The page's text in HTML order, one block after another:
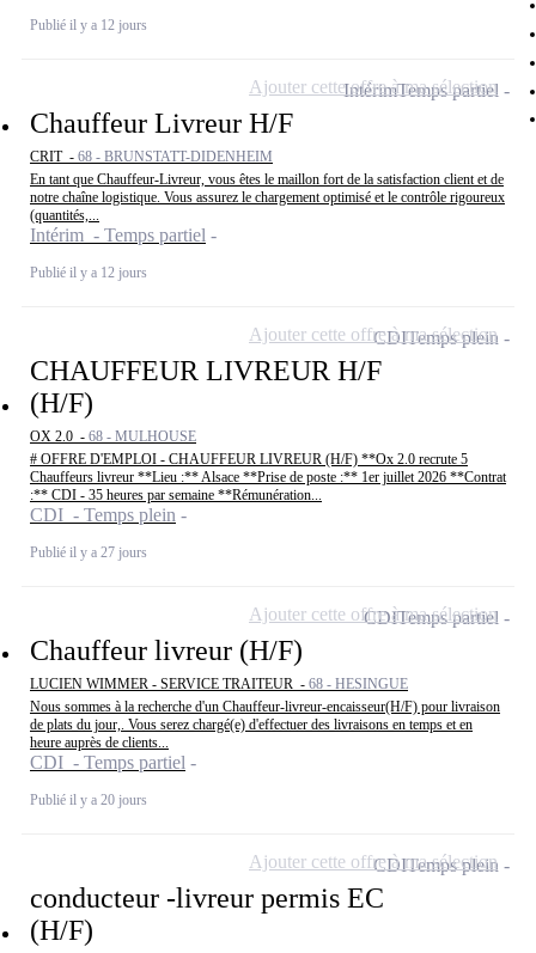
Publié il y a 12 jours
Chauffeur Livreur H/F
CRIT - 68 - BRUNSTATT-DIDENHEIM
En tant que Chauffeur-Livreur, vous êtes le maillon fort de la satisfaction client et de
notre chaîne logistique. Vous assurez le chargement optimisé et le contrôle rigoureux
(quantités,...
Intérim - Temps partiel
Publié il y a 12 jours
IntérimTemps partiel
Ajouter cette offre à ma sélection
CHAUFFEUR LIVREUR H/F
(H/F)
OX 2.0 - 68 - MULHOUSE
# OFFRE D'EMPLOI - CHAUFFEUR LIVREUR (H/F) **Ox 2.0 recrute 5
Chauffeurs livreur **Lieu :** Alsace **Prise de poste :** 1er juillet 2026 **Contrat
:** CDI - 35 heures par semaine **Rémunération...
CDI - Temps plein
Publié il y a 27 jours
CDITemps plein
Ajouter cette offre à ma sélection
Chauffeur livreur (H/F)
LUCIEN WIMMER - SERVICE TRAITEUR - 68 - HESINGUE
Nous sommes à la recherche d'un Chauffeur-livreur-encaisseur(H/F) pour livraison
de plats du jour,. Vous serez chargé(e) d'effectuer des livraisons en temps et en
heure auprès de clients...
CDI - Temps partiel
Publié il y a 20 jours
CDITemps partiel
Ajouter cette offre à ma sélection
conducteur -livreur permis EC
(H/F)
CDITemps plein
Ajouter cette offre à ma sélection